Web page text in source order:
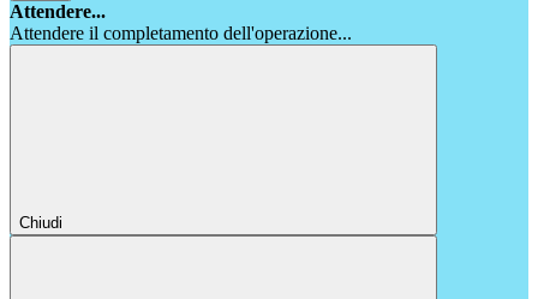
Attendere...
Attendere il completamento dell'operazione...
Chiudi